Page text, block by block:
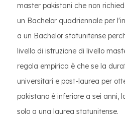
master pakistani che non
un Bachelor quadriennale per
a un Bachelor statunitense
livello di istruzione di livello
regola empirica è che se la
universitari e post-laurea per
pakistano è inferiore a sei anni,
solo a una laurea statunitense.